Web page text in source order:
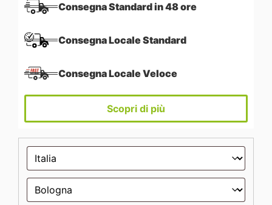
Consegna Standard in 48 ore
Consegna Locale Standard
Consegna Locale Veloce
Scopri di più